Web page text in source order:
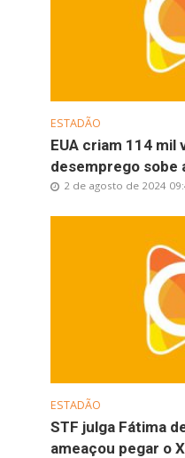
ESTADÃO
EUA criam 114 mil
desemprego sobe
2 de agosto de 2024
ESTADÃO
STF julga Fátima
ameaçou pegar o